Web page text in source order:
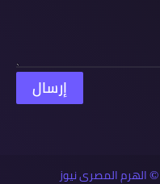
© الهرم المصرى نيوز